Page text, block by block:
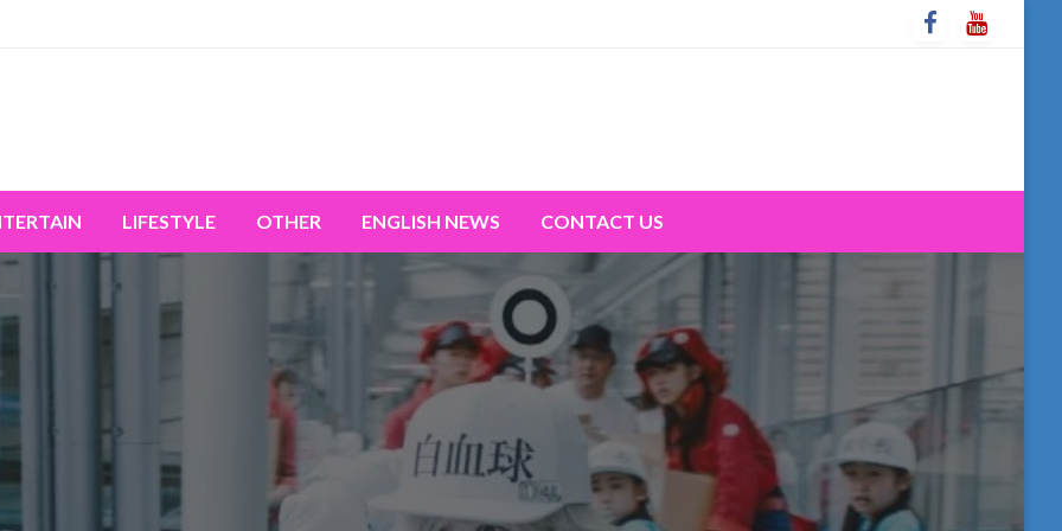
LIFESTYLE OTHER ENGLISH NEWS CONTACT US